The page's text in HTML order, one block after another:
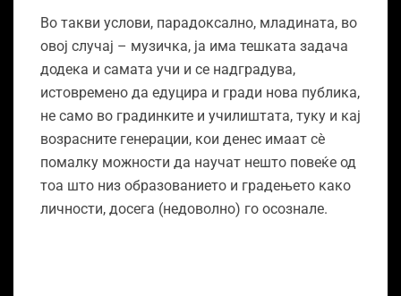
Во такви услови, парадоксално, младината, во
овој случај – музичка, ја има тешката задача
додека и самата учи и се надградува,
истовремено да едуцира и гради нова публика,
не само во градинките и училиштата, туку и кај
возрасните генерации, кои денес имаат сѐ
помалку можности да научат нешто повеќе од
тоа што низ образованието и градењето како
личности, досега (недоволно) го осознале.